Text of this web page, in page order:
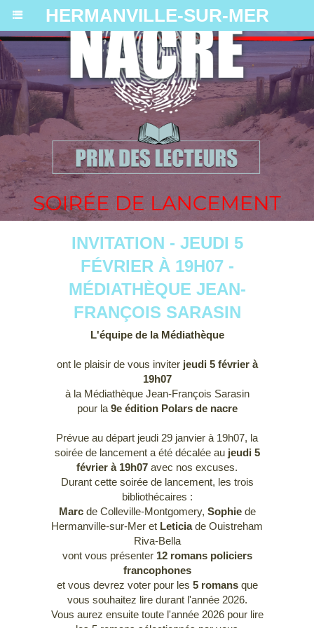
HERMANVILLE-SUR-MER
INVITATION - JEUDI 5
FÉVRIER À 19H07 -
MÉDIATHÈQUE JEAN-
FRANÇOIS SARASIN
L'équipe de la Médiathèque
ont le plaisir de vous inviterjeudi 5 février à
19h07
à la Médiathèque Jean-François Sarasin
pour la 9e édition Polars de nacre
Prévue au départ jeudi 29 janvier à 19h07, la
soirée de lancement a été décalée au jeudi 5
février à 19h07 avec nos excuses.
Durant cette soirée de lancement, les trois
bibliothécaires :
Marc de Colleville-Montgomery, Sophie de
Hermanville-sur-Mer et Leticiade Ouistreham
Riva-Bella
vont vous présenter 12 romans policiers
francophones
et vous devrez voter pour les 5 romansque
vous souhaitez lire durant l'année 2026.
Vous aurez ensuite toute l'année 2026 pour lire